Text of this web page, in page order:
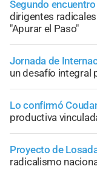
Segundo
dirigentes
"Apurar el Paso"
Jornada de
un desafío integral
Lo confirmó
productiva
Proyecto de
radicalismo